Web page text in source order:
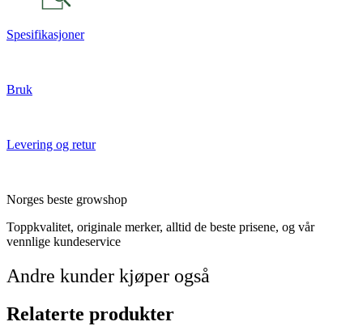
Spesifikasjoner
Bruk
Levering og retur
Norges beste growshop
Toppkvalitet, originale merker, alltid de beste prisene, og vår
vennlige kundeservice
Andre kunder kjøper også
Relaterte produkter